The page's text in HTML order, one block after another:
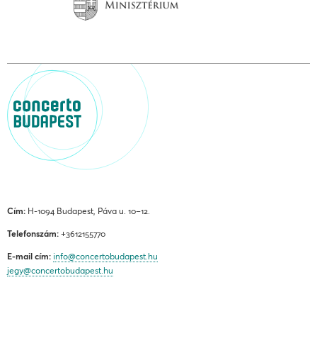
Cím: H-1094 Budapest, Páva u. 10–12.
Telefonszám: +3612155770
E-mail cím: info@concertobudapest.hu
jegy@concertobudapest.hu